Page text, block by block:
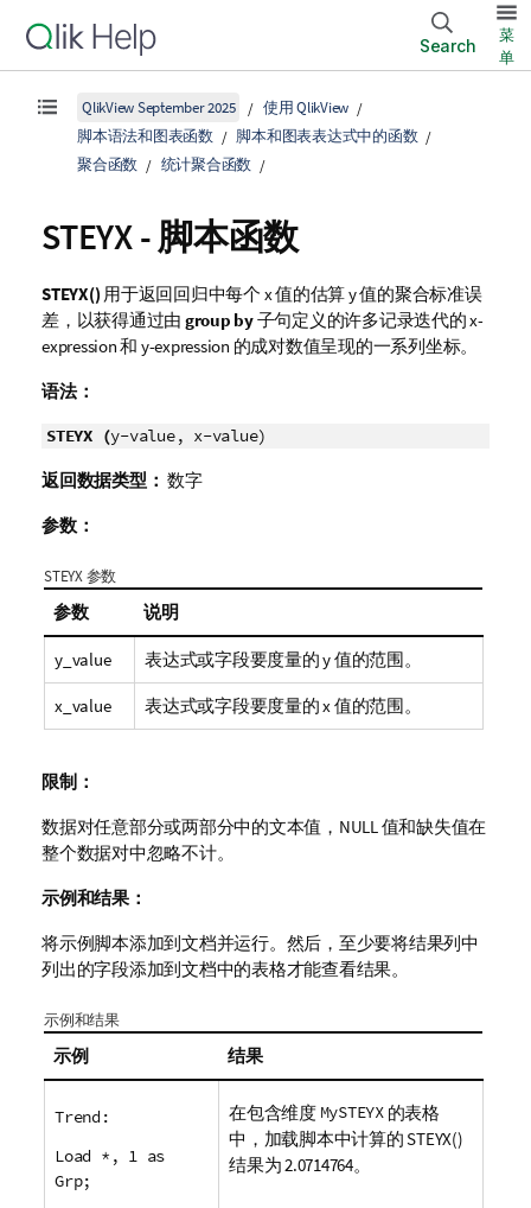
Search
菜
单
QlikView September 2025
使用 QlikView
脚本语法和图表函数
脚本和图表表达式中的函数
聚合函数
统计聚合函数
STEYX - 脚本函数
STEYX() 用于返回回归中每个 x 值的估算 y 值的聚合标准误
差，以获得通过由 group by子句定义的许多记录迭代的x-
expression和 y-expression 的成对数值呈现的一系列坐标。
语法：
STEYX (y-value, x-value)
返回数据类型： 数字
参数：
STEYX 参数
参数 说明
y_value 表达式或字段要度量的y值的范围。
x_value 表达式或字段要度量的x值的范围。
限制：
数据对任意部分或两部分中的文本值， NULL值和缺失值在
整个数据对中忽略不计。
示例和结果：
将示例脚本添加到文档并运行。然后，至少要将结果列中
列出的字段添加到文档中的表格才能查看结果。
示例和结果
示例 结果
Trend:
Load *, 1 as
Grp;
在包含维度 MySTEYX的表格
中，加载脚本中计算的STEYX()
结果为 2.0714764。